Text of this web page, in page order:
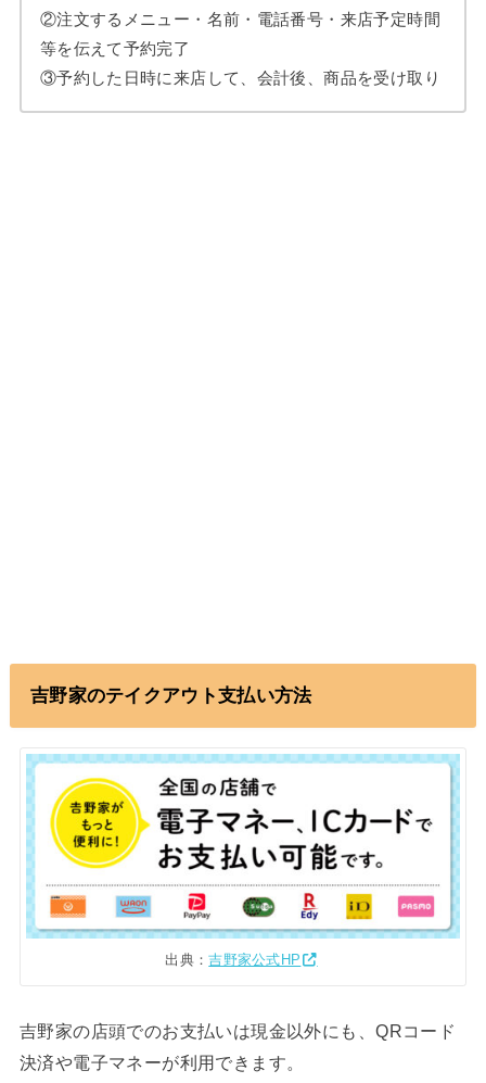
②注文するメニュー・名前・電話番号・来店予定時間
等を伝えて予約完了
③予約した日時に来店して、会計後、商品を受け取り
吉野家のテイクアウト支払い方法
出典：吉野家公式HP
吉野家の店頭でのお支払いは現金以外にも、QRコード
決済や電子マネーが利用できます。